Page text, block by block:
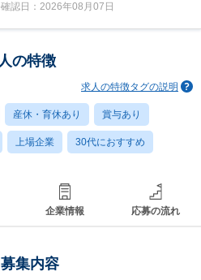
認日：2026年08月07日
の特徴
求人の特徴タグの説明
産休・育休あり 賞与あり
上場企業 30代におすすめ
企業情報 応募の流れ
募集内容